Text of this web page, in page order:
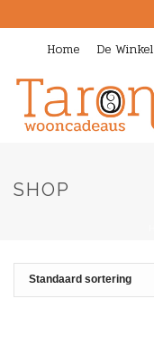
Home De Winkel
SHOP